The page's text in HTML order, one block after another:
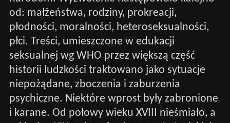
od: małżeństwa, rodziny, prokreacji,
płodności, moralności, heteroseksualności,
płci. Treści, umieszczone w edukacji
seksualnej wg WHO przez większą część
historii ludzkości traktowano jako sytuacje
niepożądane, zboczenia i zaburzenia
psychiczne. Niektóre wprost były zabronione
i karane. Od połowy wieku XVIII nieśmiało, a